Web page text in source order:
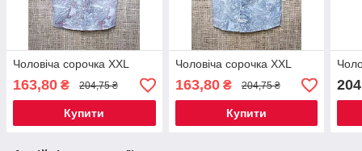
Чоловіча сорочка XXL
163,80 ₴ 204,75 ₴
Купити
Чоловіча сорочка XXL
163,80₴ 204,75 ₴
Купити